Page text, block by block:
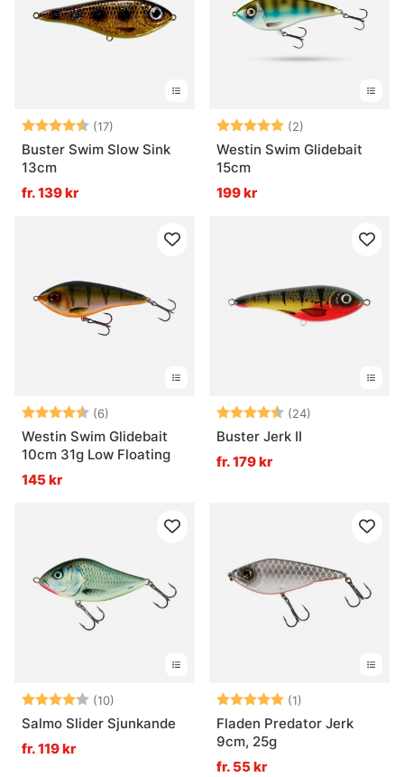
Betyg: (17)
4.3 utav 5 stjärnor
Buster Swim Slow Sink
13cm
fr. 139 kr
Betyg: (2)
Westin Swim Glidebait
15cm
199 kr
Betyg: (6)
4.7 utav 5 stjärnor
Westin Swim Glidebait
10cm 31g Low Floating
145 kr
Betyg: (24)
Buster Jerk II
fr. 179 kr
Betyg: (10)
4.0 utav 5 stjärnor
Salmo Slider Sjunkande
fr. 119 kr
Betyg: (1)
Fladen Predator Jerk
9cm, 25g
fr. 55 kr